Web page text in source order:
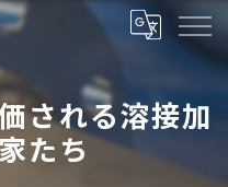
される溶接加
たち